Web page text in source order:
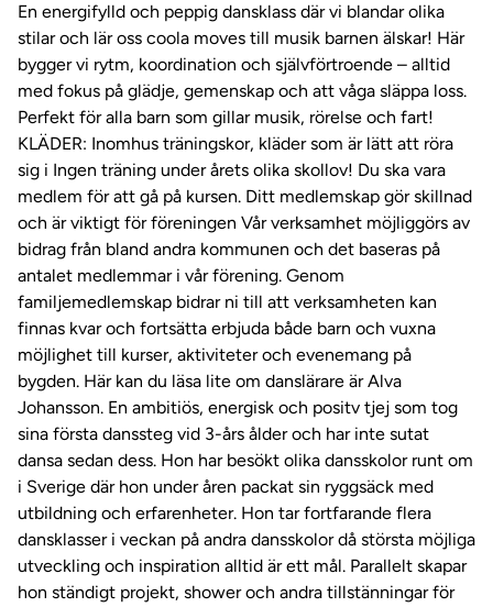
En energifylld och peppig dansklass där vi blandar olika
stilar och lär oss coola moves till musik barnen älskar! Här
bygger vi rytm, koordination och självförtroende – alltid
med fokus på glädje, gemenskap och att våga släppa loss.
Perfekt för alla barn som gillar musik, rörelse och fart!
KLÄDER: Inomhus träningskor, kläder som är lätt att röra
sig i Ingen träning under årets olika skollov! Du ska vara
medlem för att gå på kursen. Ditt medlemskap gör skillnad
och är viktigt för föreningen Vår verksamhet möjliggörs av
bidrag från bland andra kommunen och det baseras på
antalet medlemmar i vår förening. Genom
familjemedlemskap bidrar ni till att verksamheten kan
finnas kvar och fortsätta erbjuda både barn och vuxna
möjlighet till kurser, aktiviteter och evenemang på
bygden. Här kan du läsa lite om danslärare är Alva
Johansson. En ambitiös, energisk och positv tjej som tog
sina första danssteg vid 3-års ålder och har inte sutat
dansa sedan dess. Hon har besökt olika dansskolor runt om
i Sverige där hon under åren packat sin ryggsäck med
utbildning och erfarenheter. Hon tar fortfarande flera
dansklasser i veckan på andra dansskolor då största möjliga
utveckling och inspiration alltid är ett mål. Parallelt skapar
hon ständigt projekt, shower och andra tillstänningar för